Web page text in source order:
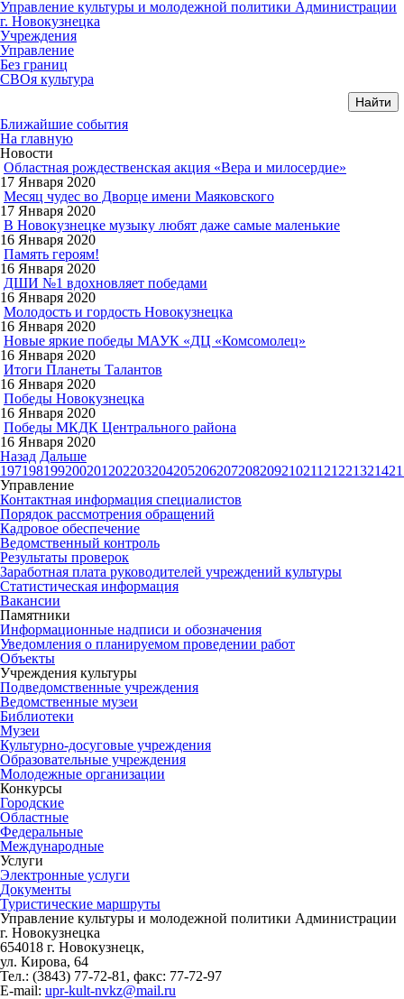
Управление культуры и молодежной политики Администрации
г. Новокузнецка
Учреждения
Управление
Без границ
СВОя культура
Ближайшие события
На главную
Новости
Областная рождественская акция «Вера и милосердие»
17 Января 2020
Месяц чудес во Дворце имени Маяковского
17 Января 2020
В Новокузнецке музыку любят даже самые маленькие
16 Января 2020
Память героям!
16 Января 2020
ДШИ №1 вдохновляет победами
16 Января 2020
Молодость и гордость Новокузнецка
16 Января 2020
Новые яркие победы МАУК «ДЦ «Комсомолец»
16 Января 2020
Итоги Планеты Талантов
16 Января 2020
Победы Новокузнецка
16 Января 2020
Победы МКДК Центрального района
16 Января 2020
Назад Дальше
197198199200201 202203204205206207208209210211 212213214
Управление
Контактная информация специалистов
Порядок рассмотрения обращений
Кадровое обеспечение
Ведомственный контроль
Результаты проверок
Заработная плата руководителей учреждений культуры
Статистическая информация
Вакансии
Памятники
Информационные надписи и обозначения
Уведомления о планируемом проведении работ
Объекты
Учреждения культуры
Подведомственные учреждения
Ведомственные музеи
Библиотеки
Музеи
Культурно-досуговые учреждения
Образовательные учреждения
Молодежные организации
Конкурсы
Городские
Областные
Федеральные
Международные
Услуги
Электронные услуги
Документы
Туристические маршруты
Управление культуры и молодежной политики Администрации
г. Новокузнецка
654018 г. Новокузнецк,
ул. Кирова, 64
Тел.: (3843) 77-72-81 , факс: 77-72-97
E-mail: upr-kult-nvkz@mail.ru